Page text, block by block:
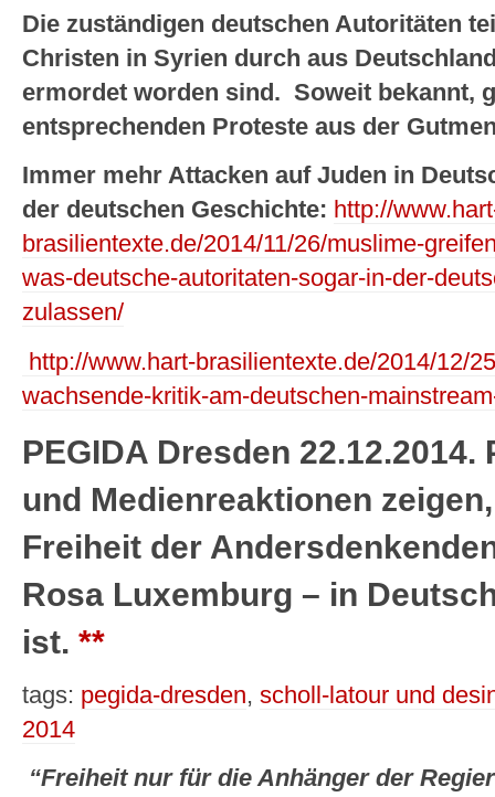
Die zuständigen deutschen Autoritäten
Christen in Syrien durch aus
ermordet worden sind. Soweit bekannt,
entsprechenden Proteste aus der
Immer mehr Attacken auf Juden in
der deutschen Geschichte: http://
brasilientexte.de/2014/11/26/muslime-
was-deutsche-autoritaten-sogar-in-der-
zulassen/
http://www.hart-brasilientexte.de/2014/12/
wachsende-kritik-am-deutschen-
PEGIDA Dresden
und Medienreaktionen
Freiheit der
Rosa Luxemburg – in
ist. **
tags: pegida-dresden, scholl-latour und
2014
“Freiheit nur für die Anhänger der